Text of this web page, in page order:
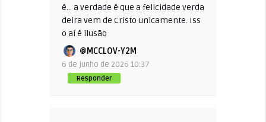
é… a verdade é que a felicidade verda
deira vem de Cristo unicamente. Iss
o aí é ilusão
@MCCLOV-Y2M
6 de junho de 2026 10:37
Responder